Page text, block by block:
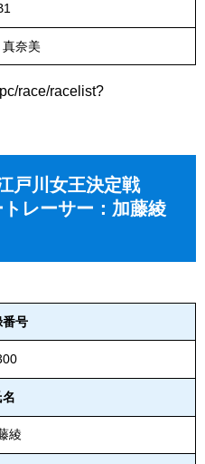
奈美
race/racelist?
戸川女王決定戦
レーサー：加藤綾
番号
名
綾